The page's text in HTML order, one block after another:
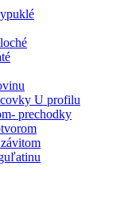
U profilu
prechodky